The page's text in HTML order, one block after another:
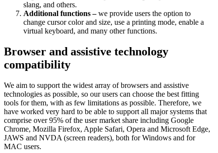
slang, and others.
Additional functions –we provide users the option to
change cursor color and size, use a printing mode, enable a
virtual keyboard, and many other functions.
Browser and assistive technology
compatibility
We aim to support the widest array of browsers and assistive
technologies as possible, so our users can choose the best fitting
tools for them, with as few limitations as possible. Therefore, we
have worked very hard to be able to support all major systems that
comprise over 95% of the user market share including Google
Chrome, Mozilla Firefox, Apple Safari, Opera and Microsoft Edge,
JAWS and NVDA (screen readers), both for Windows and for
MAC users.